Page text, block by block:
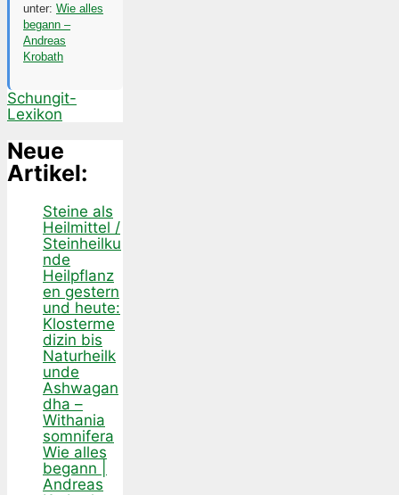
unter: Wie alles
begann –
Andreas
Krobath
Schungit-
Lexikon
Neue
Artikel:
Steine als
Heilmittel /
Steinheilku
nde
Heilpflanz
en gestern
und heute:
Klosterme
dizin bis
Naturheilk
unde
Ashwagan
dha –
Withania
somnifera
Wie alles
begann |
Andreas